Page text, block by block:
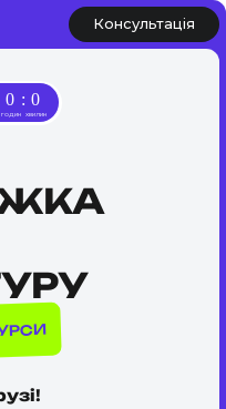
Консультація
0
годин
: 0
хвилин